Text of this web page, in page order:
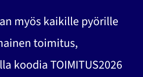
myös kaikille pyörille
toimitus,
koodia TOIMITUS2026